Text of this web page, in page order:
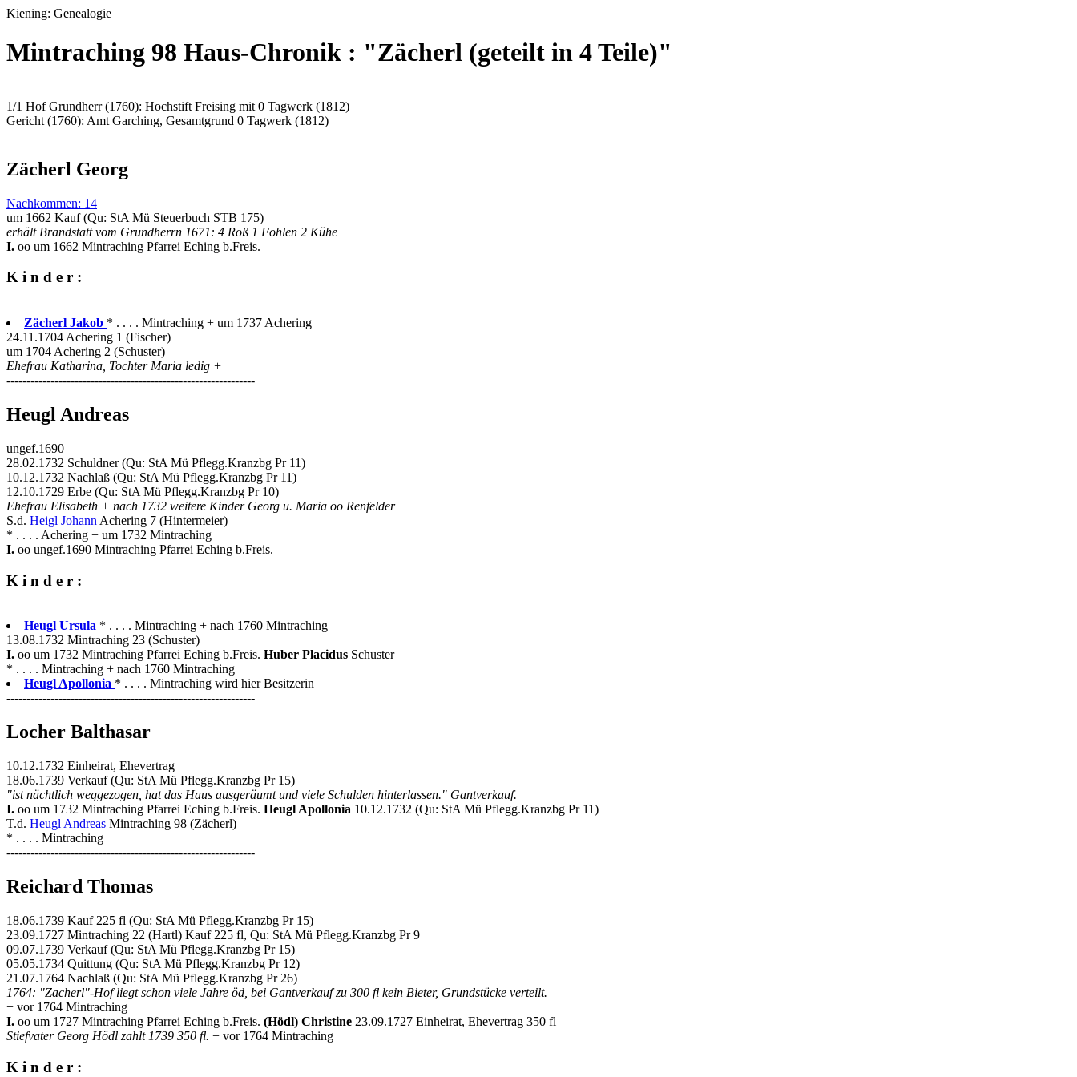
Kiening: Genealogie
Mintraching 98 Haus-Chronik : "Zächerl (geteilt in 4 Teile)"
1/1 Hof Grundherr (1760): Hochstift Freising mit 0 Tagwerk (1812)
Gericht (1760): Amt Garching, Gesamtgrund 0 Tagwerk (1812)
Zächerl Georg
Nachkommen: 14
um 1662 Kauf (Qu: StA Mü Steuerbuch STB 175)
erhält Brandstatt vom Grundherrn 1671: 4 Roß 1 Fohlen 2 Kühe
I. oo um 1662 Mintraching Pfarrei Eching b.Freis.
K i n d e r :
Zächerl Jakob * . . . . Mintraching + um 1737 Achering
24.11.1704 Achering 1 (Fischer)
um 1704 Achering 2 (Schuster)
Ehefrau Katharina, Tochter Maria ledig +
--------------------------------------------------------------
Heugl Andreas
ungef.1690
28.02.1732 Schuldner (Qu: StA Mü Pflegg.Kranzbg Pr 11)
10.12.1732 Nachlaß (Qu: StA Mü Pflegg.Kranzbg Pr 11)
12.10.1729 Erbe (Qu: StA Mü Pflegg.Kranzbg Pr 10)
Ehefrau Elisabeth + nach 1732 weitere Kinder Georg u. Maria oo Renfelder
S.d. Heigl Johann Achering 7 (Hintermeier)
* . . . . Achering + um 1732 Mintraching
I. oo ungef.1690 Mintraching Pfarrei Eching b.Freis.
K i n d e r :
Heugl Ursula * . . . . Mintraching + nach 1760 Mintraching
13.08.1732 Mintraching 23 (Schuster)
I. oo um 1732 Mintraching Pfarrei Eching b.Freis. Huber Placidus Schuster
* . . . . Mintraching + nach 1760 Mintraching
Heugl Apollonia * . . . . Mintraching wird hier Besitzerin
--------------------------------------------------------------
Locher Balthasar
10.12.1732 Einheirat, Ehevertrag
18.06.1739 Verkauf (Qu: StA Mü Pflegg.Kranzbg Pr 15)
"ist nächtlich weggezogen, hat das Haus ausgeräumt und viele Schulden hinterlassen." Gantverkauf.
I. oo um 1732 Mintraching Pfarrei Eching b.Freis. Heugl Apollonia 10.12.1732 (Qu: StA Mü Pflegg.Kranzbg Pr 11)
T.d. Heugl Andreas Mintraching 98 (Zächerl)
* . . . . Mintraching
--------------------------------------------------------------
Reichard Thomas
18.06.1739 Kauf 225 fl (Qu: StA Mü Pflegg.Kranzbg Pr 15)
23.09.1727 Mintraching 22 (Hartl) Kauf 225 fl, Qu: StA Mü Pflegg.Kranzbg Pr 9
09.07.1739 Verkauf (Qu: StA Mü Pflegg.Kranzbg Pr 15)
05.05.1734 Quittung (Qu: StA Mü Pflegg.Kranzbg Pr 12)
21.07.1764 Nachlaß (Qu: StA Mü Pflegg.Kranzbg Pr 26)
1764: "Zacherl"-Hof liegt schon viele Jahre öd, bei Gantverkauf zu 300 fl kein Bieter, Grundstücke verteilt.
+ vor 1764 Mintraching
I. oo um 1727 Mintraching Pfarrei Eching b.Freis. (Hödl) Christine 23.09.1727 Einheirat, Ehevertrag 350 fl
Stiefvater Georg Hödl zahlt 1739 350 fl. + vor 1764 Mintraching
K i n d e r :